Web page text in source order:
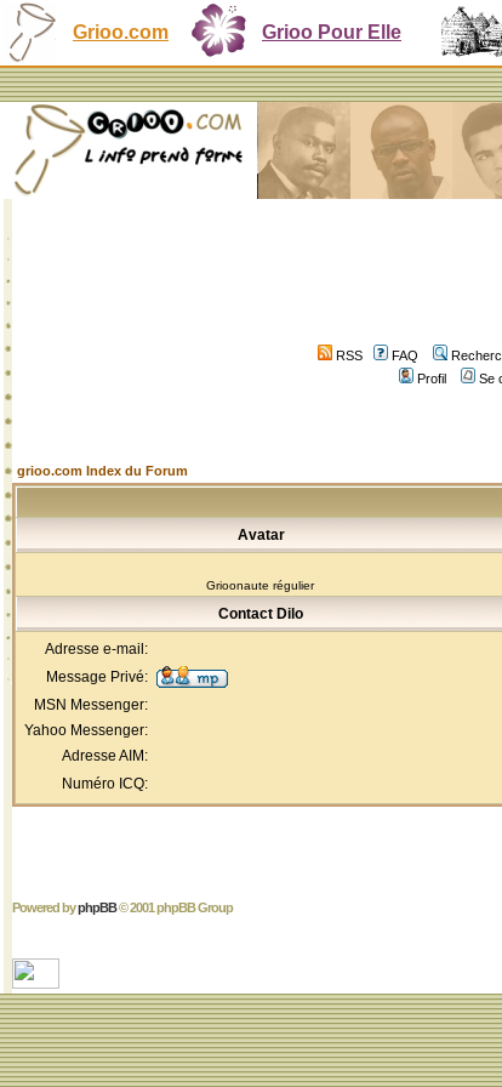
Grioo.com Grioo Pour Elle
RSS FAQ
Profil
Se
grioo.com Index du Forum
Avatar
Grioonaute régulier
Contact Dilo
Adresse e-mail:
Message Privé:
MSN Messenger:
Yahoo Messenger:
Adresse AIM:
Numéro ICQ:
Powered byphpBB© 2001 phpBB Group